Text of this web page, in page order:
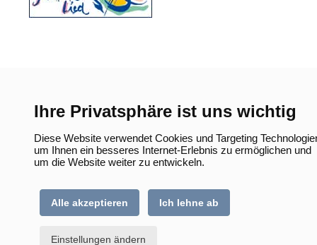
Ihre Privatsphäre ist uns wichtig
Diese Website verwendet Cookies und Targeting
um Ihnen ein besseres Internet-Erlebnis zu ermöglichen und
um die Website weiter zu entwickeln.
Alle akzeptieren Ich lehne ab
Einstellungen ändern